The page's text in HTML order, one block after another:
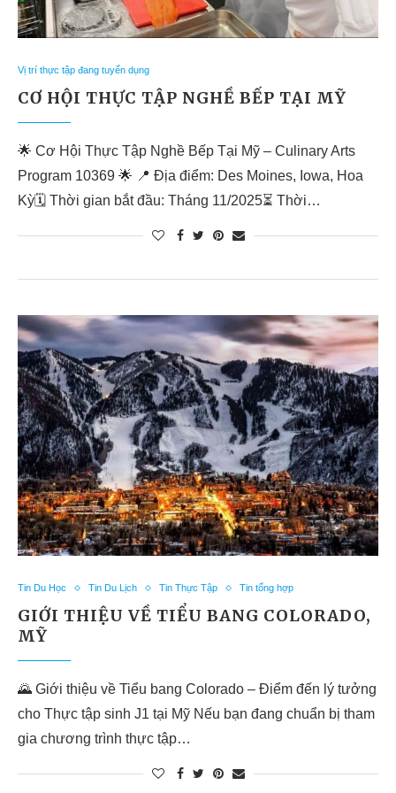
Vị trí thực tập đang tuyển dụng
CƠ HỘI THỰC TẬP NGHỀ BẾP TẠI MỸ
🌟 Cơ Hội Thực Tập Nghề Bếp Tại Mỹ – Culinary Arts
Program 10369 🌟 📍 Địa điểm: Des Moines, Iowa, Hoa
Kỳ🗓 Thời gian bắt đầu: Tháng 11/2025⏳ Thời…
Tin Du Học Tin Du Lịch Tin Thực Tập Tin tổng hợp
GIỚI THIỆU VỀ TIỂU BANG COLORADO,
MỸ
🌄 Giới thiệu về Tiểu bang Colorado – Điểm đến lý tưởng
cho Thực tập sinh J1 tại Mỹ Nếu bạn đang chuẩn bị tham
gia chương trình thực tập…